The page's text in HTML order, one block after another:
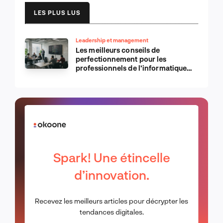
LES PLUS LUS
Leadership et management
Les meilleurs conseils de
perfectionnement pour les
professionnels de l’informatique
Spark! Une étincelle
d’innovation.
Recevez les meilleurs articles pour décrypter les
tendances digitales.